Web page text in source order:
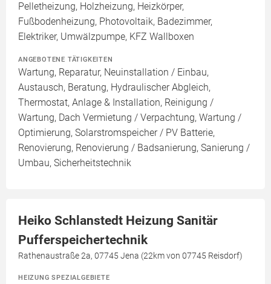
Pelletheizung, Holzheizung, Heizkörper,
Fußbodenheizung, Photovoltaik, Badezimmer,
Elektriker, Umwälzpumpe, KFZ Wallboxen
ANGEBOTENE TÄTIGKEITEN
Wartung, Reparatur, Neuinstallation / Einbau,
Austausch, Beratung, Hydraulischer Abgleich,
Thermostat, Anlage & Installation, Reinigung /
Wartung, Dach Vermietung / Verpachtung, Wartung /
Optimierung, Solarstromspeicher / PV Batterie,
Renovierung, Renovierung / Badsanierung, Sanierung /
Umbau, Sicherheitstechnik
Heiko Schlanstedt Heizung Sanitär
Pufferspeichertechnik
Rathenaustraße 2a, 07745 Jena (22km von 07745 Reisdorf)
HEIZUNG SPEZIALGEBIETE